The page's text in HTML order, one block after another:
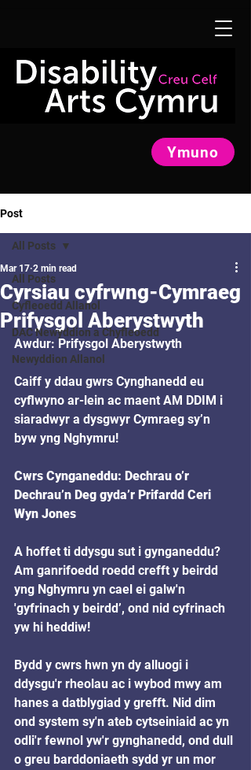
Ymuno
Post
All Posts
Cyfleoedd Allanol
DAC Newyddion a Chyfleoedd
Newyddion Allanol
All Posts
Cyrsiau cyfrwng-Cymraeg
Prifysgol Aberystwyth
Mar 17 2 min read
Awdur: Prifysgol Aberystwyth
Caiff y ddau gwrs Cynghanedd eu
cyflwyno ar-lein ac maent AM DDIM i
siaradwyr a dysgwyr Cymraeg sy’n
byw yng Nghymru!
Cwrs Cynganeddu: Dechrau o’r
Dechrau’n Deg gyda’r Prifardd Ceri
Wyn Jones
A hoffet ti ddysgu sut i gynganeddu?
Am ganrifoedd roedd crefft y beirdd
yng Nghymru yn cael ei galw'n
'gyfrinach y beirdd’, ond nid cyfrinach
yw hi heddiw!
Bydd y cwrs hwn yn dy alluogi i
ddysgu'r rheolau ac i wybod mwy am
hanes a datblygiad y grefft. Nid dim
ond system sy'n ateb cytseiniaid ac yn
odli'r fewnol yw'r gynghanedd, ond dull
o greu barddoniaeth sydd yr un mor